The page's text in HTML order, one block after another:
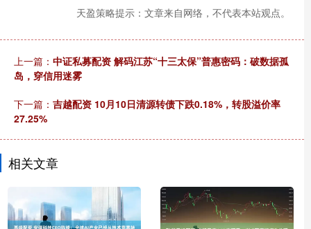
天盈策略提示：文章来自网络，不代表本站观点。
上一篇： 中证私募配资 解码江苏“十三太保”普惠密码：破数据孤
岛，穿信用迷雾
下一篇： 吉越配资 10月10日清源转债下跌0.18%，转股溢价率
27.25%
相关文章